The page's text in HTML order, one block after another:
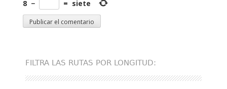
8 − = siete
FILTRA LAS RUTAS POR LONGITUD: